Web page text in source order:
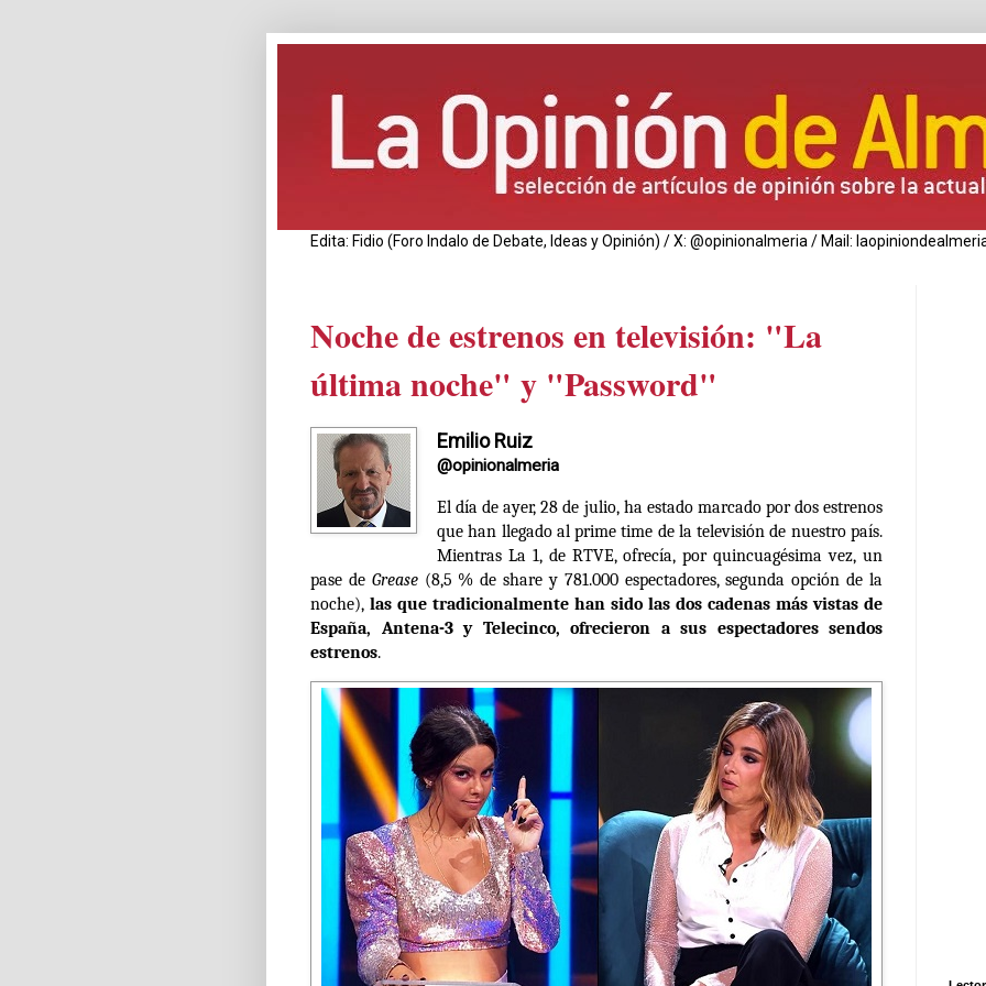
Edita: Fidio (Foro Indalo de Debate, Ideas y Opinión) / X: @opinionalmeria / Mail:
Noche de estrenos en televisión: "La
última noche" y "Password"
Emilio Ruiz
@opinionalmeria
El día de ayer, 28 de julio, ha estado marcado por dos estrenos
que han llegado al prime time de la televisión de nuestro país.
Mientras La 1, de RTVE, ofrecía, por quincuagésima vez, un
pase de Grease(8,5 % de share y 781.000 espectadores, segunda opción de la
noche), las que tradicionalmente han sido las dos cadenas más vistas de
España, Antena-3 y Telecinco, ofrecieron a sus espectadores sendos
estrenos.